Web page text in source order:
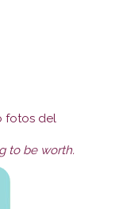
fotos del
to be worth.